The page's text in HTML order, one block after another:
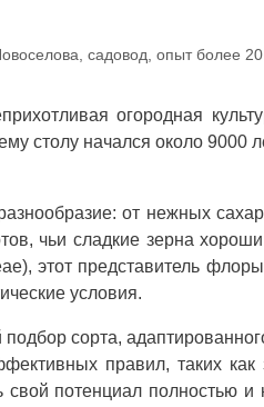
садовод, опыт более
огородная
столу начался около 9000
от нежных
чьи сладкие зерна
этот представитель
условия.
сорта,
правил, таких
свой потенциал полностью